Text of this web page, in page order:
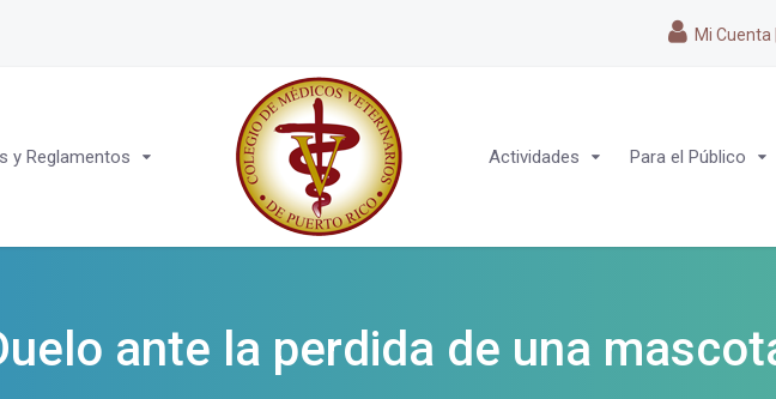
Mi Cuenta
y Reglamentos Actividades Para el Público
ante la perdida de una